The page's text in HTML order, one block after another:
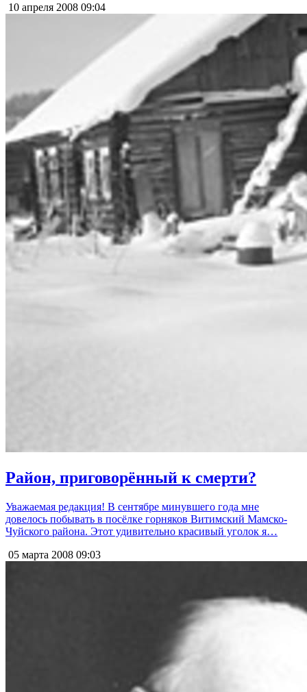
10 апреля 2008 09:04
Район, приговорённый к смерти?
Уважаемая редакция! В сентябре минувшего года мне
довелось побывать в посёлке горняков Витимский Мамско-
Чуйского района. Этот удивительно красивый уголок я…
05 марта 2008 09:03